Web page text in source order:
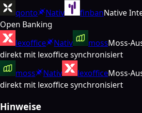
qonto
Nativ finbanNative
Open Banking
lexoffice
Nativ mossMoss-
direkt mit lexoffice synchronisiert
moss
Nativ lexofficeMoss-
direkt mit lexoffice synchronisiert
Hinweise